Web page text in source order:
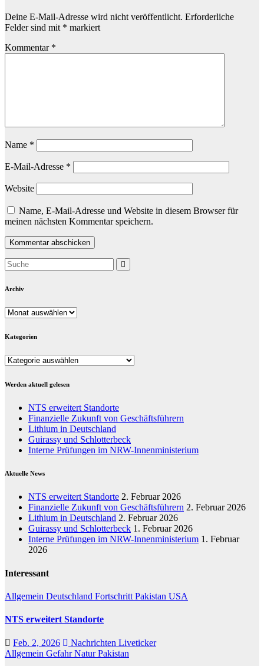
Deine E-Mail-Adresse wird nicht veröffentlicht. Erforderliche
Felder sind mit * markiert
Kommentar *
Name *
E-Mail-Adresse *
Website
Name, E-Mail-Adresse und Website in diesem Browser für
meinen nächsten Kommentar speichern.
Archiv
Archiv
Kategorien
Kategorien
Werden aktuell gelesen
NTS erweitert Standorte
Finanzielle Zukunft von Geschäftsführern
Lithium in Deutschland
Guirassy und Schlotterbeck
Interne Prüfungen im NRW-Innenministerium
Aktuelle News
NTS erweitert Standorte 2. Februar 2026
Finanzielle Zukunft von Geschäftsführern 2. Februar 2026
Lithium in Deutschland 2. Februar 2026
Guirassy und Schlotterbeck 1. Februar 2026
Interne Prüfungen im NRW-Innenministerium 1. Februar
2026
Interessant
Allgemein Deutschland Fortschritt Pakistan USA
NTS erweitert Standorte
Feb. 2, 2026
Nachrichten Liveticker
Allgemein GefahrNaturPakistan